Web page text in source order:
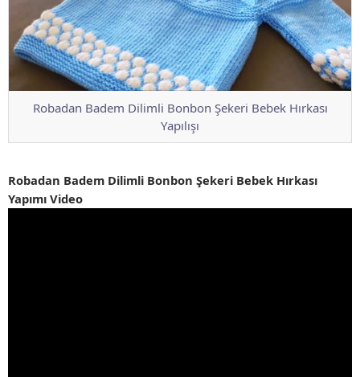
Robadan Badem Dilimli Bonbon Şekeri Bebek Hırkası
Yapılışı
Robadan Badem Dilimli Bonbon Şekeri Bebek Hırkası
Yapımı Video